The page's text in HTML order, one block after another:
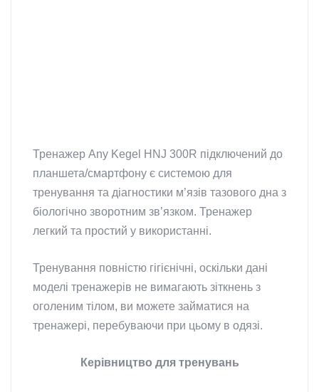
Тренажер Any Kegel HNJ 300R підключений до
планшета/смартфону є системою для
тренування та діагностики м’язів тазового дна з
біологічно зворотним зв’язком. Тренажер
легкий та простий у використанні.
Тренування повністю гігієнічні, оскільки дані
моделі тренажерів не вимагають зіткнень з
оголеним тілом, ви можете займатися на
тренажері, перебуваючи при цьому в одязі.
Керівництво для тренувань